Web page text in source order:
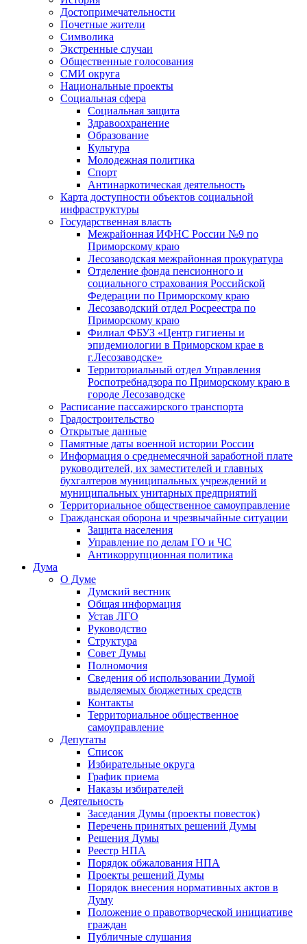
Достопримечательности
Почетные жители
Символика
Экстренные случаи
Общественные голосования
СМИ округа
Национальные проекты
Социальная сфера
Социальная защита
Здравоохранение
Образование
Культура
Молодежная политика
Спорт
Антинаркотическая деятельность
Карта доступности объектов социальной
инфраструктуры
Государственная власть
Межрайонная ИФНС России №9 по
Приморскому краю
Лесозаводская межрайонная прокуратура
Отделение фонда пенсионного и
социального страхования Российской
Федерации по Приморскому краю
Лесозаводский отдел Росреестра по
Приморскому краю
Филиал ФБУЗ «Центр гигиены и
эпидемиологии в Приморском крае в
г.Лесозаводске»
Территориальный отдел Управления
Роспотребнадзора по Приморскому краю в
городе Лесозаводске
Расписание пассажирского транспорта
Градостроительство
Открытые данные
Памятные даты военной истории России
Информация о среднемесячной заработной плате
руководителей, их заместителей и главных
бухгалтеров муниципальных учреждений и
муниципальных унитарных предприятий
Территориальное общественное самоуправление
Гражданская оборона и чрезвычайные ситуации
Защита населения
Управление по делам ГО и ЧС
Антикоррупционная политика
Дума
О Думе
Думский вестник
Общая информация
Устав ЛГО
Руководство
Структура
Совет Думы
Полномочия
Сведения об использовании Думой
выделяемых бюджетных средств
Контакты
Территориальное общественное
самоуправление
Депутаты
Список
Избирательные округа
График приема
Наказы избирателей
Деятельность
Заседания Думы (проекты повесток)
Перечень принятых решений Думы
Решения Думы
Реестр НПА
Порядок обжалования НПА
Проекты решений Думы
Порядок внесения нормативных актов в
Думу
Положение о правотворческой инициативе
граждан
Публичные слушания